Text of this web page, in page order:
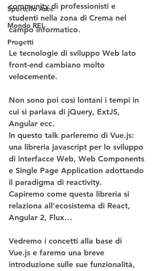
Sportello Aree
Mondo REI
Progetti
community di professionisti e
studenti nella zona di Crema nel
campo informatico.
Le tecnologie di sviluppo Web lato
front-end cambiano molto
velocemente.
Non sono poi così lontani i tempi in
cui si parlava di jQuery, ExtJS,
Angular ecc.
In questo talk parleremo di Vue.js:
una libreria javascript per lo sviluppo
di interfacce Web, Web Components
e Single Page Application adottando
il paradigma di reactivity.
Capiremo come questa libreria si
relaziona all’ecosistema di React,
Angular 2, Flux…
Vedremo i concetti alla base di
Vue.js e faremo una breve
introduzione sulle sue funzionalità,